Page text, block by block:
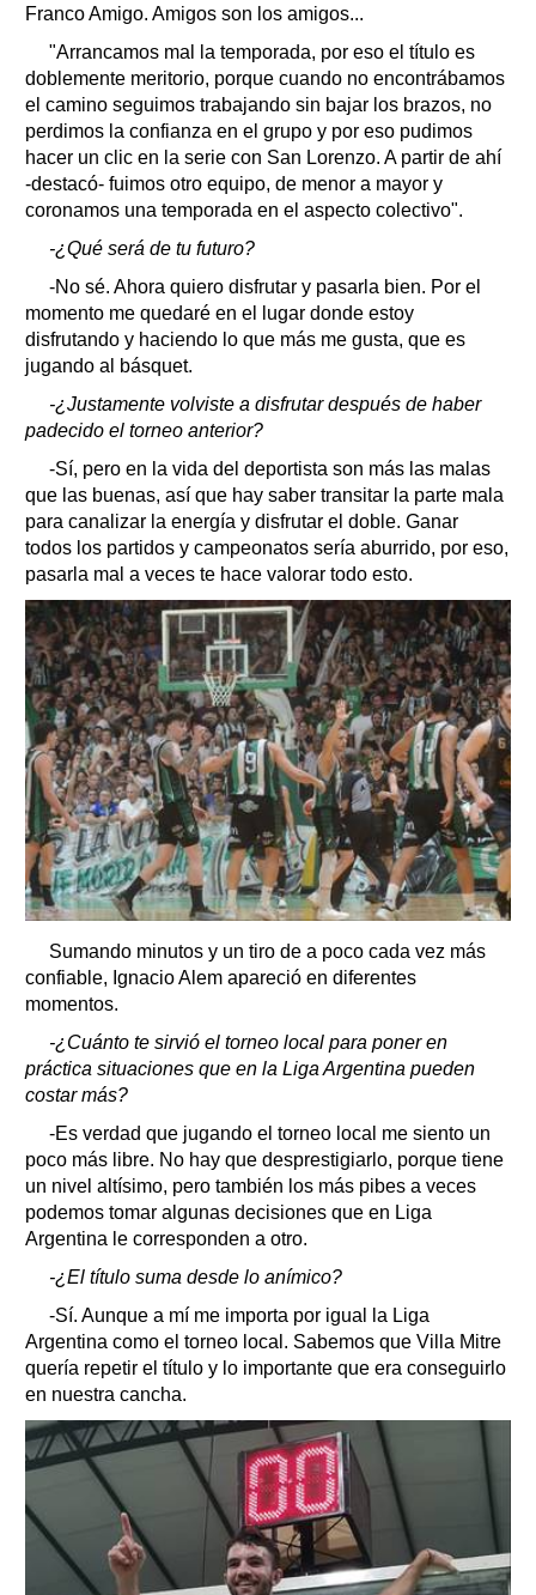
Franco Amigo. Amigos son los amigos...
"Arrancamos mal la temporada, por eso el título es
doblemente meritorio, porque cuando no encontrábamos
el camino seguimos trabajando sin bajar los brazos, no
perdimos la confianza en el grupo y por eso pudimos
hacer un clic en la serie con San Lorenzo. A partir de ahí
-destacó- fuimos otro equipo, de menor a mayor y
coronamos una temporada en el aspecto colectivo".
-¿Qué será de tu futuro?
-No sé. Ahora quiero disfrutar y pasarla bien. Por el
momento me quedaré en el lugar donde estoy
disfrutando y haciendo lo que más me gusta, que es
jugando al básquet.
-¿Justamente volviste a disfrutar después de haber
padecido el torneo anterior?
-Sí, pero en la vida del deportista son más las malas
que las buenas, así que hay saber transitar la parte mala
para canalizar la energía y disfrutar el doble. Ganar
todos los partidos y campeonatos sería aburrido, por eso,
pasarla mal a veces te hace valorar todo esto.
Sumando minutos y un tiro de a poco cada vez más
confiable, Ignacio Alem apareció en diferentes
momentos.
-¿Cuánto te sirvió el torneo local para poner en
práctica situaciones que en la Liga Argentina pueden
costar más?
-Es verdad que jugando el torneo local me siento un
poco más libre. No hay que desprestigiarlo, porque tiene
un nivel altísimo, pero también los más pibes a veces
podemos tomar algunas decisiones que en Liga
Argentina le corresponden a otro.
-¿El título suma desde lo anímico?
-Sí. Aunque a mí me importa por igual la Liga
Argentina como el torneo local. Sabemos que Villa Mitre
quería repetir el título y lo importante que era conseguirlo
en nuestra cancha.